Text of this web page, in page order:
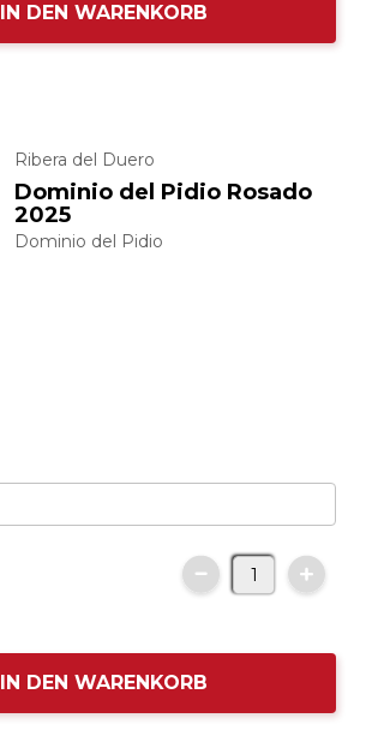
IN DEN WARENKORB
Ribera del Duero
Dominio del Pidio Rosado
2025
Dominio del Pidio
IN DEN WARENKORB